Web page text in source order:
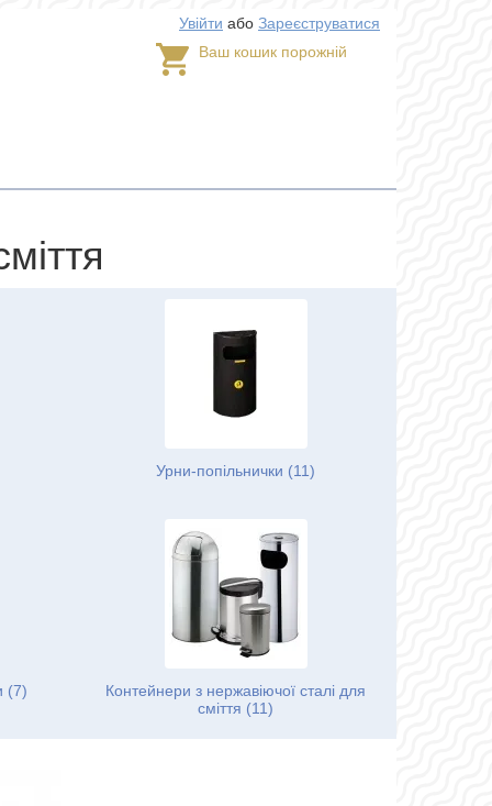
Увійти або Зареєструватися
Ваш кошик порожній
Урни-попільнички (11)
(7)
Контейнери з нержавіючої сталі для
сміття (11)